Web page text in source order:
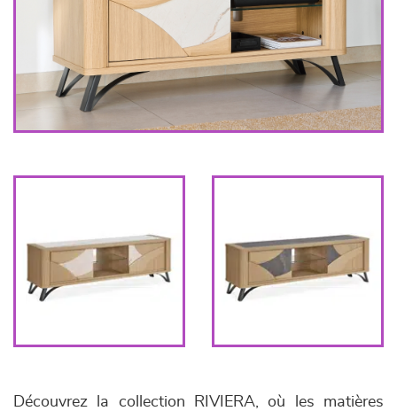
Découvrez la collection RIVIERA, où les matières